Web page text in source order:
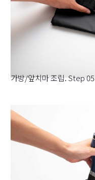
가방/앞치마 조립. Step 05